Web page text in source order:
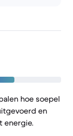
hoe soepel
en
energie.